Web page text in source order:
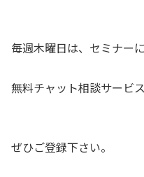
毎週木曜日は、セミナー
無料チャット相談サービ
ぜひご登録下さい。